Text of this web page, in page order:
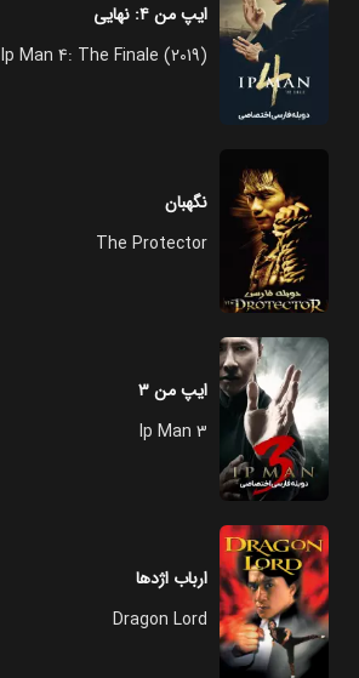
ایپ من ۴: نهایی
Ip Man 4: The Finale (2019)
نگهبان
The Protector
ایپ من ۳
Ip Man 3
ارباب اژدها
Dragon Lord